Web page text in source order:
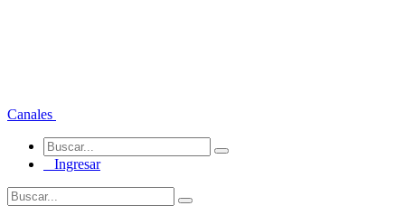
Canales
Ingresar